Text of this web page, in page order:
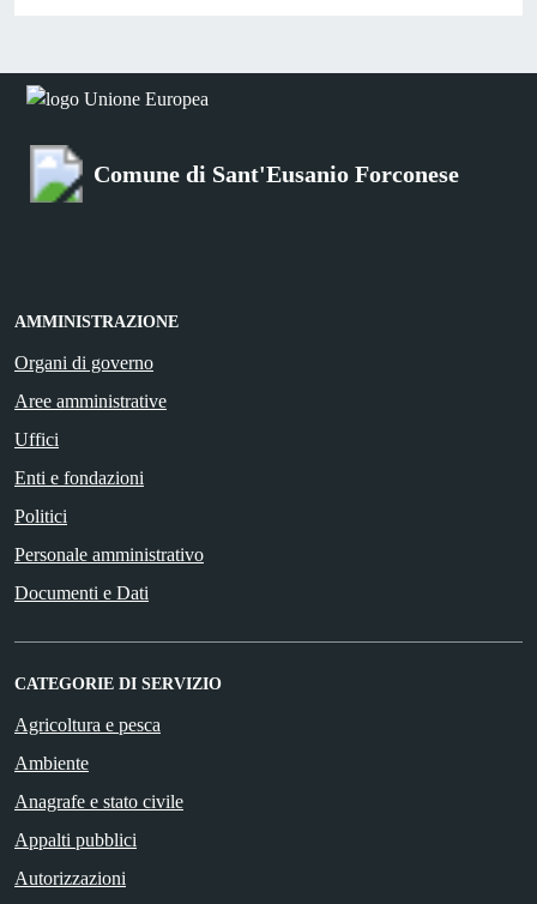
Comune di Sant'Eusanio Forconese
AMMINISTRAZIONE
Organi di governo
Aree amministrative
Uffici
Enti e fondazioni
Politici
Personale amministrativo
Documenti e Dati
CATEGORIE DI SERVIZIO
Agricoltura e pesca
Ambiente
Anagrafe e stato civile
Appalti pubblici
Autorizzazioni